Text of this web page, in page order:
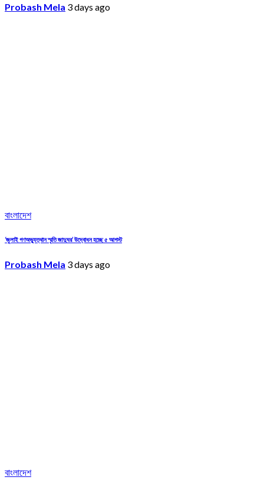
Probash Mela 3 days ago
বাংলাদেশ
‘জুলাই গণঅভ্যুত্থান স্মৃতি জাদুঘর’ উদ্বোধন হচ্ছে ৫ আগস্ট
Probash Mela 3 days ago
বাংলাদেশ